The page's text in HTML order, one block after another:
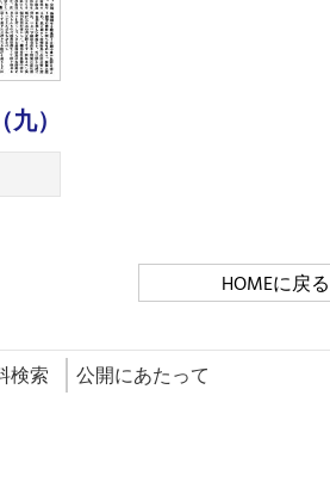
）
HOMEに戻る
検索 公開にあたって